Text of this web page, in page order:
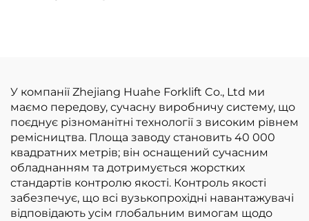
універсальні
вилкопідйомники
вантажопідйомністю
3 т за конкурентною
ціною
У компанії Zhejiang Huahe Forklift Co., Ltd ми
маємо передову, сучасну виробничу систему, що
поєднує різноманітні технології з високим рівнем
ремісництва. Площа заводу становить 40 000
квадратних метрів; він оснащений сучасним
обладнанням та дотримується жорстких
стандартів контролю якості. Контроль якості
забезпечує, що всі вузькопрохідні навантажувачі
відповідають усім глобальним вимогам щодо